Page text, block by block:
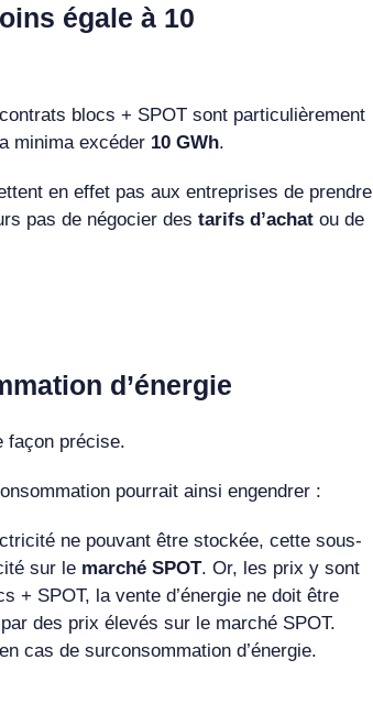
égale à 10
blocs + SPOT sont particulièrement
minima excéder 10 GWh.
en effet pas aux entreprises de prendre
pas de négocier des tarifs d’achat ou de
d’énergie
façon précise.
pourrait ainsi engendrer :
ne pouvant être stockée, cette sous-
sur le marché SPOT. Or, les prix y sont
+ SPOT, la vente d’énergie ne doit être
des prix élevés sur le marché SPOT.
cas de surconsommation d’énergie.